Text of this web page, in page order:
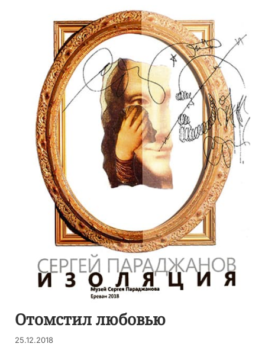
Отомстил любовью
25.12.2018